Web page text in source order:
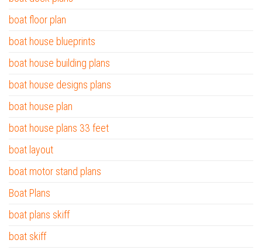
boat floor plan
boat house blueprints
boat house building plans
boat house designs plans
boat house plan
boat house plans 33 feet
boat layout
boat motor stand plans
Boat Plans
boat plans skiff
boat skiff